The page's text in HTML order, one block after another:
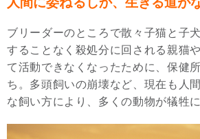
ブリーダーのところで散々子猫と子
することなく殺処分に回される親猫
て活動できなくなったために、保健
ち。多頭飼いの崩壊など、現在も人
な飼い方により、多くの動物が犠牲